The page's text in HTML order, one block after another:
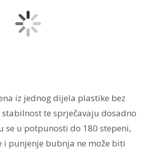
iz jednog dijela plastike bez
te sprječavaju dosadno
se u potpunosti do 180 stepeni,
i punjenje bubnja ne može biti